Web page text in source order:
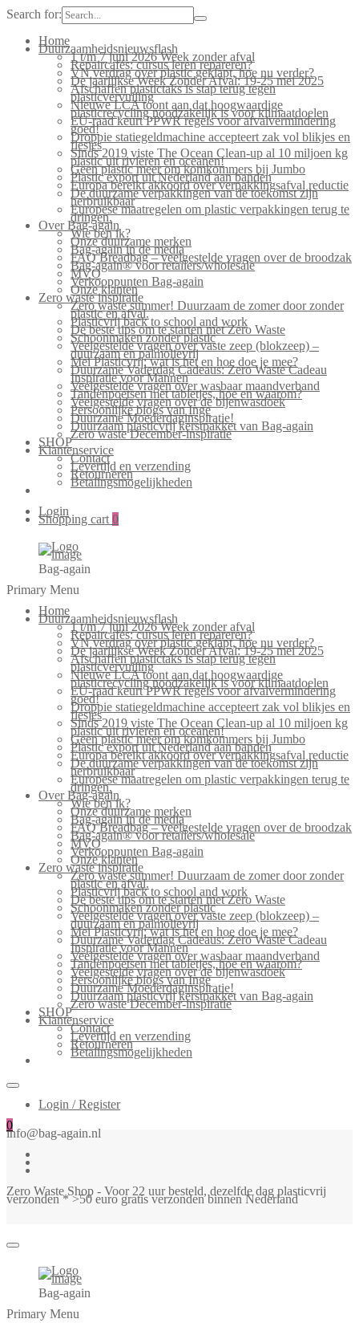
Search for:
Home
Duurzaamheidsnieuwsflash
1 t/m 7 juni 2026 Week zonder afval
Repaircafés: cursus leren repareren?
VN verdrag over plastic geklapt, hoe nu verder?
De jaarlijkse Week Zonder Afval: 19-25 mei 2025
Afschaffen plastictaks is stap terug tegen
plasticvervuiling
Nieuwe LCA toont aan dat hoogwaardige
plasticrecycling noodzakelijk is voor klimaatdoelen
EU-raad keurt PPWR regels voor afvalvermindering
goed!
Droppie statiegeldmachine accepteert zak vol blikjes en
flesjes
Sinds 2019 viste The Ocean Clean-up al 10 miljoen kg
plastic uit rivieren en oceanen!
Geen plastic meer om komkommers bij Jumbo
Plastic export uit Nederland aan banden
Europa bereikt akkoord over verpakkingsafval reductie
De duurzame verpakkingen van de toekomst zijn
herbruikbaar
Europese maatregelen om plastic verpakkingen terug te
dringen.
Over Bag-again
Wie ben ik?
Onze duurzame merken
Bag-again in de media
FAQ Breadbag – veelgestelde vragen over de broodzak
Bag-again® voor retailers/wholesale
MVO
Verkooppunten Bag-again
Onze klanten
Zero waste inspiratie
Zero waste summer! Duurzaam de zomer door zonder
plastic en afval.
Plasticvrij back to school and work
De beste tips om te starten met Zero Waste
Schoonmaken zonder plastic
Veelgestelde vragen over vaste zeep (blokzeep) –
duurzaam en palmolievrij
Mei Plasticvrij: wat is het en hoe doe je mee?
Duurzame Vaderdag Cadeaus: Zero Waste Cadeau
Inspiratie voor Mannen
Veelgestelde vragen over wasbaar maandverband
Tandenpoetsen met tabletjes, hoe en waarom?
Veelgestelde vragen over de bijenwasdoek
Persoonlijke blogs van Inge
Duurzame Moederdaginspiratie!
Duurzaam plasticvrij kerstpakket van Bag-again
Zero waste December-inspiratie
SHOP
Klantenservice
Contact
Levertijd en verzending
Retourneren
Betalingsmogelijkheden
Login
Shopping cart 0
Bag-again
Primary Menu
Home
Duurzaamheidsnieuwsflash
1 t/m 7 juni 2026 Week zonder afval
Repaircafés: cursus leren repareren?
VN verdrag over plastic geklapt, hoe nu verder?
De jaarlijkse Week Zonder Afval: 19-25 mei 2025
Afschaffen plastictaks is stap terug tegen
plasticvervuiling
Nieuwe LCA toont aan dat hoogwaardige
plasticrecycling noodzakelijk is voor klimaatdoelen
EU-raad keurt PPWR regels voor afvalvermindering
goed!
Droppie statiegeldmachine accepteert zak vol blikjes en
flesjes
Sinds 2019 viste The Ocean Clean-up al 10 miljoen kg
plastic uit rivieren en oceanen!
Geen plastic meer om komkommers bij Jumbo
Plastic export uit Nederland aan banden
Europa bereikt akkoord over verpakkingsafval reductie
De duurzame verpakkingen van de toekomst zijn
herbruikbaar
Europese maatregelen om plastic verpakkingen terug te
dringen.
Over Bag-again
Wie ben ik?
Onze duurzame merken
Bag-again in de media
FAQ Breadbag – veelgestelde vragen over de broodzak
Bag-again® voor retailers/wholesale
MVO
Verkooppunten Bag-again
Onze klanten
Zero waste inspiratie
Zero waste summer! Duurzaam de zomer door zonder
plastic en afval.
Plasticvrij back to school and work
De beste tips om te starten met Zero Waste
Schoonmaken zonder plastic
Veelgestelde vragen over vaste zeep (blokzeep) –
duurzaam en palmolievrij
Mei Plasticvrij: wat is het en hoe doe je mee?
Duurzame Vaderdag Cadeaus: Zero Waste Cadeau
Inspiratie voor Mannen
Veelgestelde vragen over wasbaar maandverband
Tandenpoetsen met tabletjes, hoe en waarom?
Veelgestelde vragen over de bijenwasdoek
Persoonlijke blogs van Inge
Duurzame Moederdaginspiratie!
Duurzaam plasticvrij kerstpakket van Bag-again
Zero waste December-inspiratie
SHOP
Klantenservice
Contact
Levertijd en verzending
Retourneren
Betalingsmogelijkheden
Login / Register
0
info@bag-again.nl
Zero Waste Shop - Voor 22 uur besteld, dezelfde dag plasticvrij
verzonden * >50 euro gratis verzonden binnen Nederland
Bag-again
Primary Menu